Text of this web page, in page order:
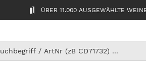
ÜBER 11.000 AUSGEWÄHLTE